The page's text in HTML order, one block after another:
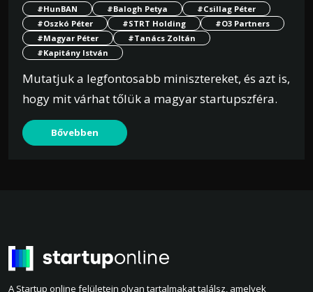
#HunBAN #Balogh Petya
#Csillag Péter
#Oszkó Péter
#STRT Holding
#O3 Partners
#Magyar Péter
#Tanács Zoltán
#Kapitány István
Mutatjuk a legfontosabb minisztereket, és azt is,
hogy mit várhat tőlük a magyar startupszféra.
Bővebben
A Startup online felületein olyan tartalmakat találsz, amelyek